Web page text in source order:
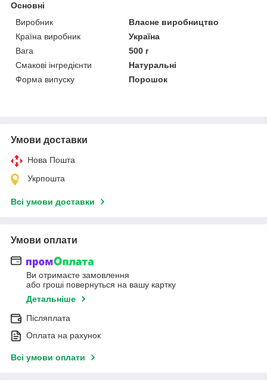
Основні
Виробник
Власне виробництво
Країна виробник
Україна
Вага
500 г
Смакові інгредієнти
Натуральні
Форма випуску
Порошок
Умови доставки
Нова Пошта
Укрпошта
Всі умови доставки
Умови оплати
Ви отримаєте замовлення
або гроші повернуться на вашу картку
Детальніше
Післяплата
Оплата на рахунок
Всі умови оплати